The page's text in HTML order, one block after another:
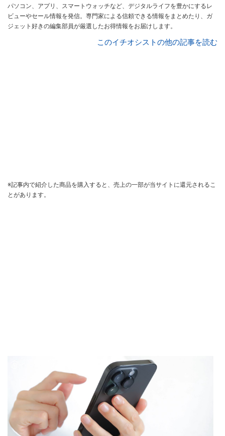
パソコン、アプリ、スマートウォッチなど、デジタルライフを豊かにするレ
ビューやセール情報を発信。専門家による信頼できる情報をまとめたり、ガ
ジェット好きの編集部員が厳選したお得情報をお届けします。
このイチオシストの他の記事を読む
※記事内で紹介した商品を購入すると、売上の一部が当サイトに還元されるこ
とがあります。